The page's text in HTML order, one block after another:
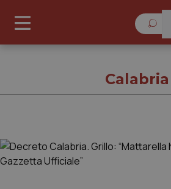
Calabria